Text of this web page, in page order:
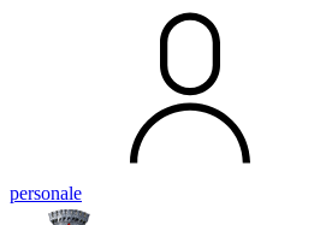
personale